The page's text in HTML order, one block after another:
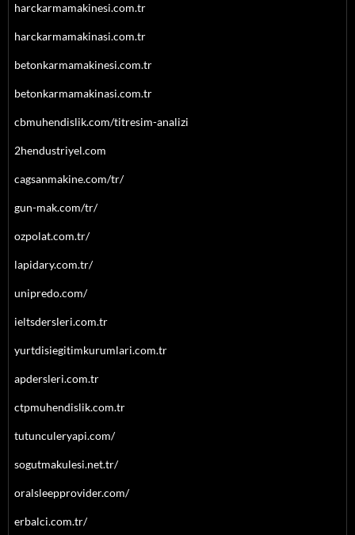
harckarmamakinesi.com.tr
harckarmamakinasi.com.tr
betonkarmamakinesi.com.tr
betonkarmamakinasi.com.tr
cbmuhendislik.com/titresim-analizi
2hendustriyel.com
cagsanmakine.com/tr/
gun-mak.com/tr/
ozpolat.com.tr/
lapidary.com.tr/
unipredo.com/
ieltsdersleri.com.tr
yurtdisiegitimkurumlari.com.tr
apdersleri.com.tr
ctpmuhendislik.com.tr
tutunculeryapi.com/
sogutmakulesi.net.tr/
oralsleepprovider.com/
erbalci.com.tr/